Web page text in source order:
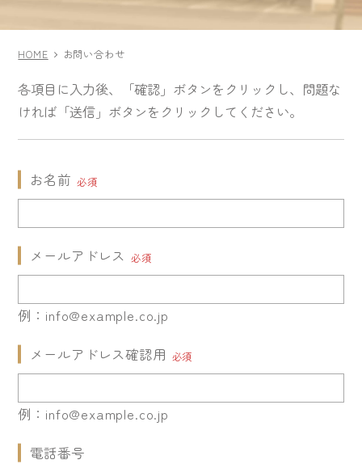
HOME お問い合わせ
各項目に入力後、「確認」ボタンをクリックし、問題な
ければ「送信」ボタンをクリックしてください。
お名前 必須
メールアドレス 必須
例：info@example.co.jp
メールアドレス確認用 必須
例：info@example.co.jp
電話番号